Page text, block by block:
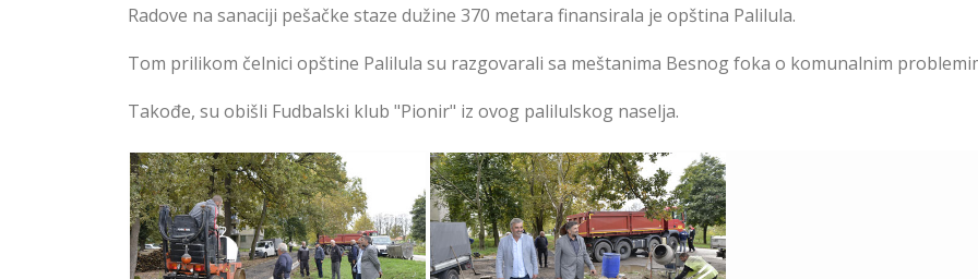
Radove na sanaciji pešačke staze dužine 370 metara finansirala je opština Palilula.
Tom prilikom čelnici opštine Palilula su razgovarali sa meštanima Besnog foka o komunalnim
Takođe, su obišli Fudbalski klub "Pionir" iz ovog palilulskog naselja.
Završeno Uređenje i
Asfaltiranje Pešačke Staze u
Završeno Uređenje i
Asfaltiranje Pešačke Staze